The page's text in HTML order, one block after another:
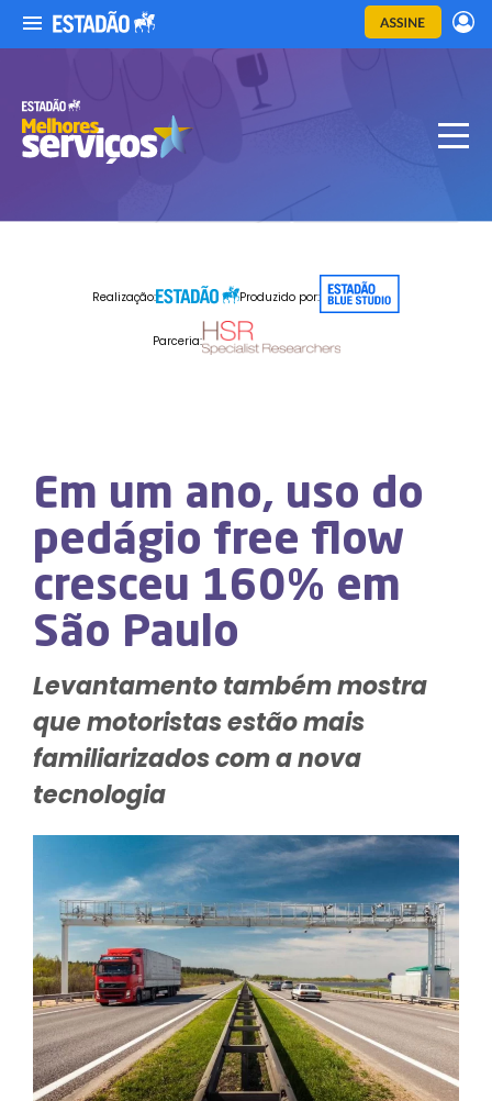
Realização: Produzido por:
Parceria:
Em um ano, uso do
pedágio free flow
cresceu 160% em
São Paulo
Levantamento também mostra
que motoristas estão mais
familiarizados com a nova
tecnologia